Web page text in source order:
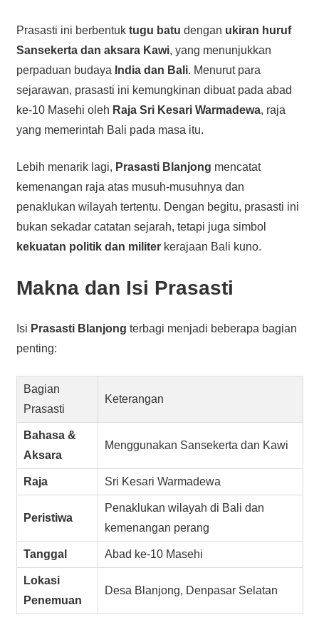
Prasasti ini berbentuk tugu batu dengan ukiran huruf
Sansekerta dan aksara Kawi, yang menunjukkan
perpaduan budaya India dan Bali. Menurut para
sejarawan, prasasti ini kemungkinan dibuat pada abad
ke-10 Masehi oleh Raja Sri Kesari Warmadewa, raja
yang memerintah Bali pada masa itu.
Lebih menarik lagi, Prasasti Blanjong mencatat
kemenangan raja atas musuh-musuhnya dan
penaklukan wilayah tertentu. Dengan begitu, prasasti ini
bukan sekadar catatan sejarah, tetapi juga simbol
kekuatan politik dan militerkerajaan Bali kuno.
Makna dan Isi Prasasti
Isi Prasasti Blanjong terbagi menjadi beberapa bagian
penting:
Bagian
Prasasti
Keterangan
Bahasa &
Aksara
Menggunakan Sansekerta dan Kawi
Raja Sri Kesari Warmadewa
Peristiwa
Penaklukan wilayah di Bali dan
kemenangan perang
Tanggal Abad ke-10 Masehi
Lokasi
Penemuan
Desa Blanjong, Denpasar Selatan